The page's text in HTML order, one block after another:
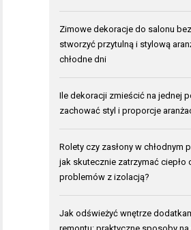
Zimowe dekoracje do salonu
stworzyć przytulną i stylową
chłodne dni
Ile dekoracji zmieścić na jednej
zachować styl i proporcje
Rolety czy zasłony w chłodnym
jak skutecznie zatrzymać ciepło
problemów z izolacją?
Jak odświeżyć wnętrze